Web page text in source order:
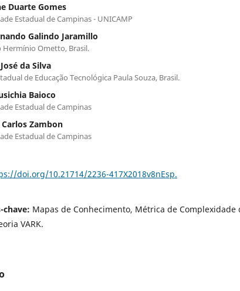
Duarte Gomes
Estadual de Campinas - UNICAMP
Galindo Jaramillo
Hermínio Ometto, Brasil.
da Silva
de Educação Tecnológica Paula Souza, Brasil.
Baioco
Estadual de Campinas
Zambon
Estadual de Campinas
doi.org/10.21714/2236-417X2018v8nEsp.
chave: Mapas de Conhecimento, Métrica de Complexidade
VARK.